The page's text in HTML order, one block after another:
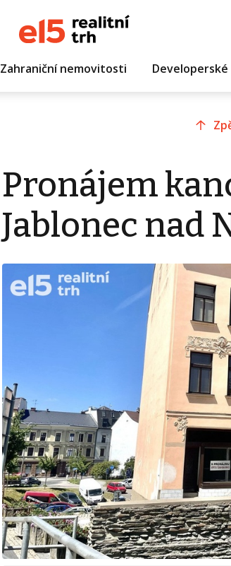
Zahraniční nemovitosti
Pronájem
Jablonec nad